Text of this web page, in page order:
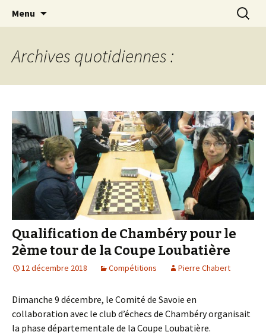
Club d échecs de l
agglomération
chambérienne
Les échecs pour tous
Menu
Archives quotidiennes :
Qualification de Chambéry pour le
2ème tour de la Coupe Loubatière
12 décembre 2018 Compétitions Pierre Chabert
Dimanche 9 décembre, le Comité de Savoie en
collaboration avec le club d’échecs de Chambéry organisait
la phase départementale de la Coupe Loubatière.